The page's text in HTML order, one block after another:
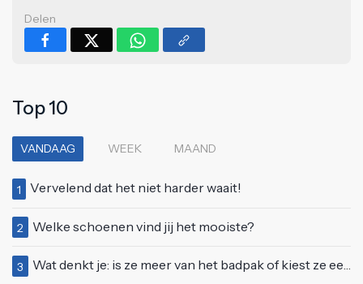
Delen
Top 10
VANDAAG WEEK MAAND
1 Vervelend dat het niet harder waait!
2 Welke schoenen vind jij het mooiste?
3 Wat denkt je: is ze meer van het badpak of kiest ze eerder voor een bikini?